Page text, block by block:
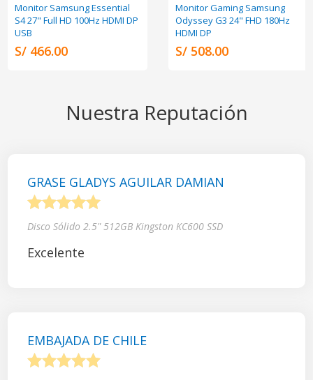
Monitor Samsung Essential
S4 27" Full HD 100Hz HDMI DP
USB
S/ 466.00
Monitor Gaming Samsung
Odyssey G3 24" FHD 180Hz
HDMI DP
S/ 508.00
Nuestra Reputación
GRASE GLADYS AGUILAR DAMIAN
Disco Sólido 2.5" 512GB Kingston KC600 SSD
Excelente
EMBAJADA DE CHILE